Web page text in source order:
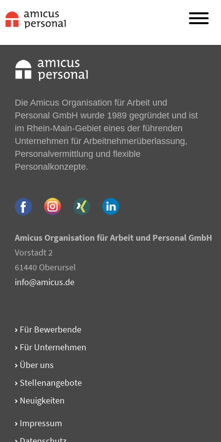
Die Amicus Organisation für Arbeit und
Personal GmbH wurde 1989 gegründet und ist
im Rhein-Main-Gebiet eines der führenden
Unternehmen für Arbeitnehmer­überlassung,
Personalvermittlung und flexible
Personalkonzepte.
Amicus Organisation für Arbeit und Personal GmbH
Vorstadt 2
61440 Oberursel
info@amicus.de
Für Bewerbende
Für Unternehmen
Über uns
Stellen­angebote
Neuigkeiten
Impressum